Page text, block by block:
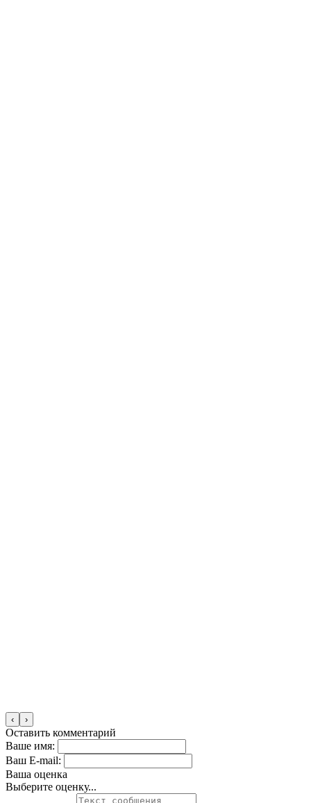
‹ ›
Оставить комментарий
Ваше имя:
Ваш E-mail:
Ваша оценка
Выберите оценку...